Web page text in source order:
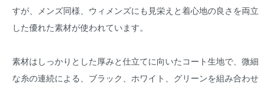
すが、メンズ同様、ウィメンズにも見栄えと着心地の良さを両立
した優れた素材が使われています。
素材はしっかりとした厚みと仕立てに向いたコート生地で、微細
な糸の連続による、ブラック、ホワイト、グリーンを組み合わせ